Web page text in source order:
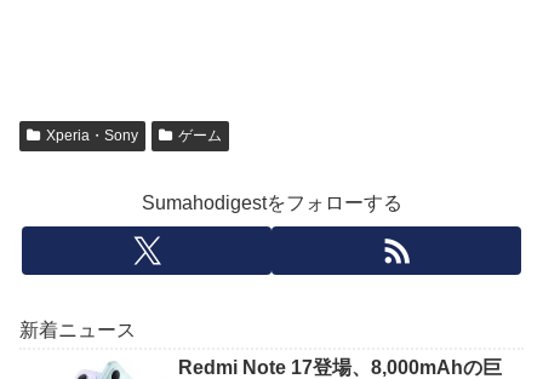
Xperia・Sony ゲーム
Sumahodigestをフォローする
新着ニュース
Redmi Note 17登場、8,000mAhの巨